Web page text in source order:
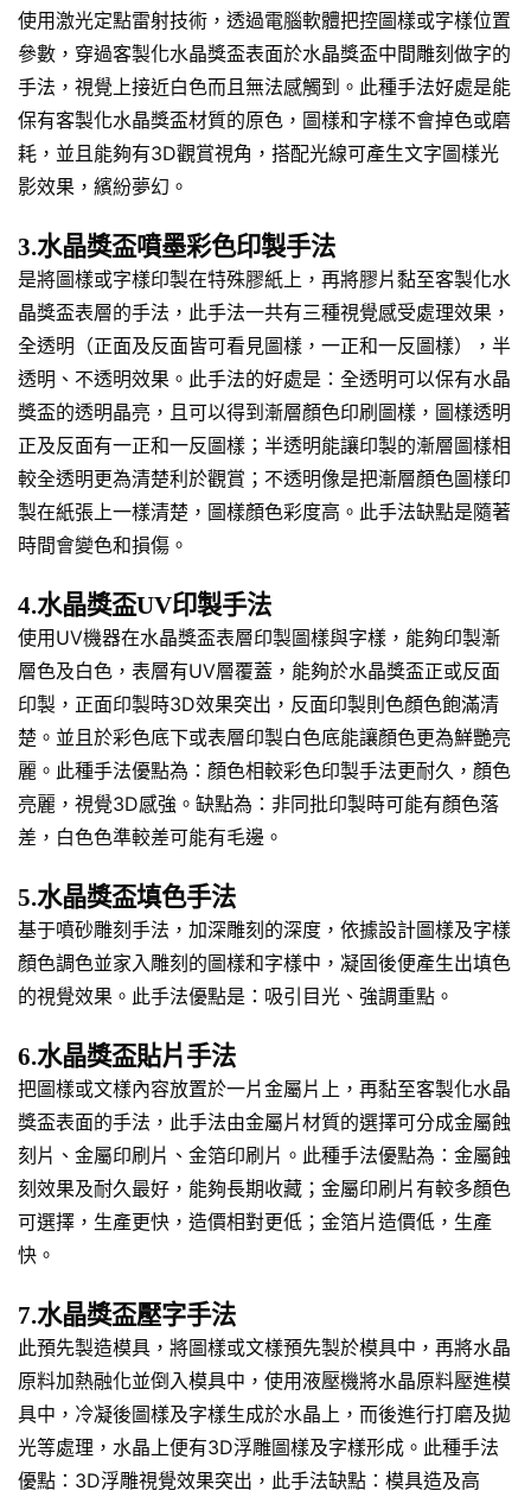
使用激光定點雷射技術，透過電腦軟體把控圖樣或字樣位置
參數，穿過客製化水晶獎盃表面於水晶獎盃中間雕刻做字的
手法，視覺上接近白色而且無法感觸到。此種手法好處是能
保有客製化水晶獎盃材質的原色，圖樣和字樣不會掉色或磨
耗，並且能夠有3D觀賞視角，搭配光線可產生文字圖樣光
影效果，繽紛夢幻。
3.水晶獎盃噴墨彩色印製手法
是將圖樣或字樣印製在特殊膠紙上，再將膠片黏至客製化水
晶獎盃表層的手法，此手法一共有三種視覺感受處理效果，
全透明（正面及反面皆可看見圖樣，一正和一反圖樣），半
透明、不透明效果。此手法的好處是：全透明可以保有水晶
獎盃的透明晶亮，且可以得到漸層顏色印刷圖樣，圖樣透明
正及反面有一正和一反圖樣；半透明能讓印製的漸層圖樣相
較全透明更為清楚利於觀賞；不透明像是把漸層顏色圖樣印
製在紙張上一樣清楚，圖樣顏色彩度高。此手法缺點是隨著
時間會變色和損傷。
4.水晶獎盃UV印製手法
使用UV機器在水晶獎盃表層印製圖樣與字樣，能夠印製漸
層色及白色，表層有UV層覆蓋，能夠於水晶獎盃正或反面
印製，正面印製時3D效果突出，反面印製則色顏色飽滿清
楚。並且於彩色底下或表層印製白色底能讓顏色更為鮮艷亮
麗。此種手法優點為：顏色相較彩色印製手法更耐久，顏色
亮麗，視覺3D感強。缺點為：非同批印製時可能有顏色落
差，白色色準較差可能有毛邊。
5.水晶獎盃填色手法
基于噴砂雕刻手法，加深雕刻的深度，依據設計圖樣及字樣
顏色調色並家入雕刻的圖樣和字樣中，凝固後便產生出填色
的視覺效果。此手法優點是：吸引目光、強調重點。
6.水晶獎盃貼片手法
把圖樣或文樣內容放置於一片金屬片上，再黏至客製化水晶
獎盃表面的手法，此手法由金屬片材質的選擇可分成金屬蝕
刻片、金屬印刷片、金箔印刷片。此種手法優點為：金屬蝕
刻效果及耐久最好，能夠長期收藏；金屬印刷片有較多顏色
可選擇，生產更快，造價相對更低；金箔片造價低，生產
快。
7.水晶獎盃壓字手法
此預先製造模具，將圖樣或文樣預先製於模具中，再將水晶
原料加熱融化並倒入模具中，使用液壓機將水晶原料壓進模
具中，冷凝後圖樣及字樣生成於水晶上，而後進行打磨及拋
光等處理，水晶上便有3D浮雕圖樣及字樣形成。此種手法
優點：3D浮雕視覺效果突出，此手法缺點：模具造及高